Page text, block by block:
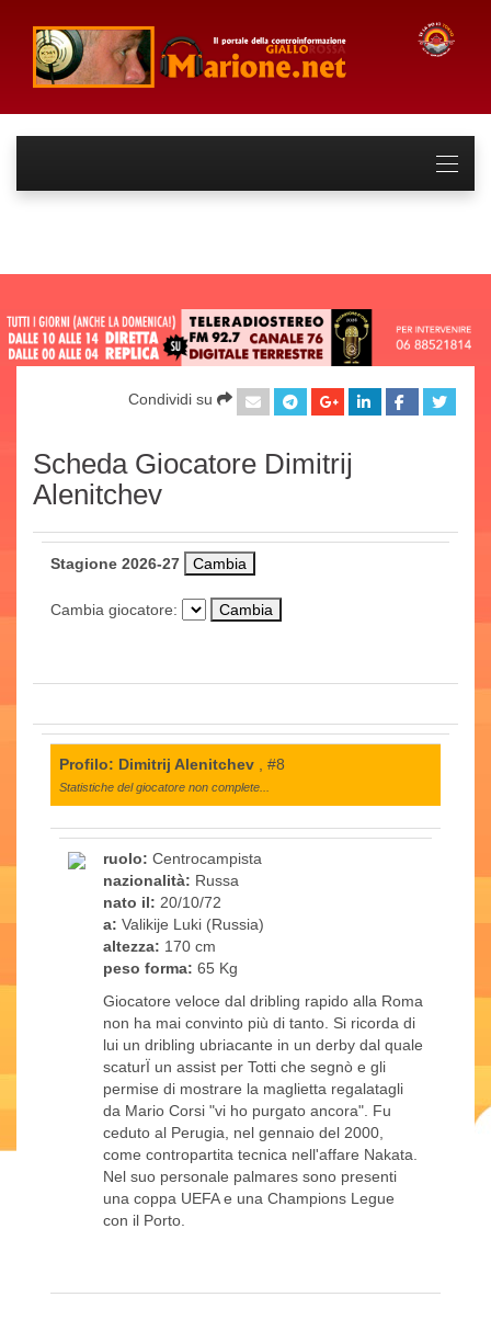
Condividi su
Scheda Giocatore Dimitrij
Alenitchev
Stagione 2026-27
Cambia giocatore:
Profilo: Dimitrij Alenitchev , #8
Statistiche del giocatore non complete...
ruolo: Centrocampista
nazionalità: Russa
nato il: 20/10/72
a: Valikije Luki (Russia)
altezza: 170 cm
peso forma: 65 Kg
Giocatore veloce dal dribling rapido alla Roma
non ha mai convinto più di tanto. Si ricorda di
lui un dribling ubriacante in un derby dal quale
scaturÏ un assist per Totti che segnò e gli
permise di mostrare la maglietta regalatagli
da Mario Corsi "vi ho purgato ancora". Fu
ceduto al Perugia, nel gennaio del 2000,
come contropartita tecnica nell'affare Nakata.
Nel suo personale palmares sono presenti
una coppa UEFA e una Champions Legue
con il Porto.